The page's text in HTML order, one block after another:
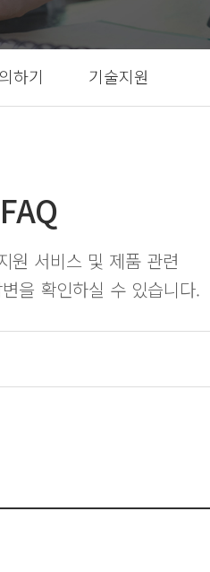
하기 기술지원
FAQ
원 서비스 및 제품 관련
을 확인하실 수 있습니다.